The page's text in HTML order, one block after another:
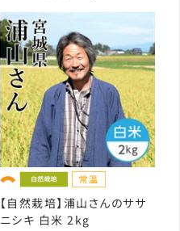
【自然栽培】浦山さんのササ
ニシキ 白米 2kg